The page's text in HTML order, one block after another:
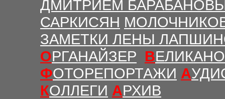
ДМИТРИЕМ
САРКИСЯН
ЗАМЕТКИ ЛЕНЫ
ОРГАНАЙЗЕР В
ФОТОРЕПОРТАЖИ А
КОЛЛЕГИ АРХИВ